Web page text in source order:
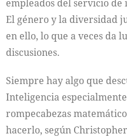
empleados del servicio
El género y la diversidad
en ello, lo que a veces da
discusiones.
Siempre hay algo que
Inteligencia
rompecabezas
hacerlo, según